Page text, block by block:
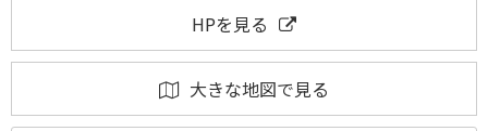
HPを見る
大きな地図で見る